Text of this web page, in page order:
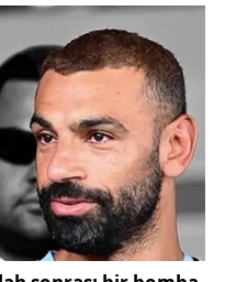
için kritik bir
[Sonucunun
boş bırakılmıştır].